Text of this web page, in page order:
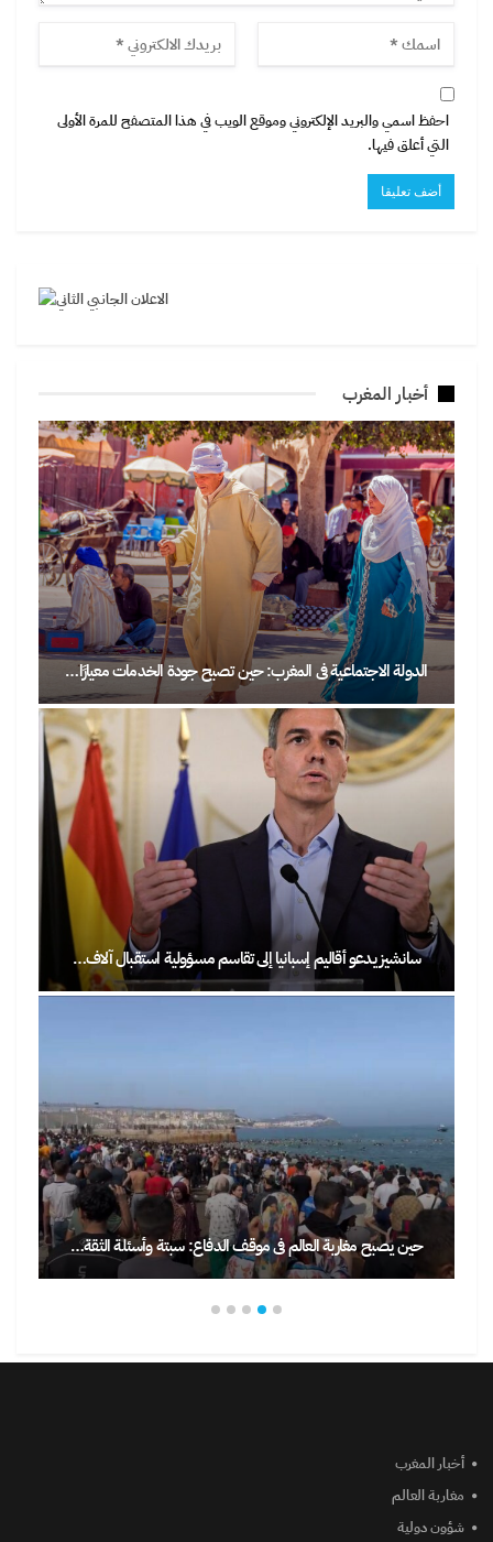
احفظ اسمي والبريد الإلكتروني وموقع الويب في هذا المتصفح للمرة الأولى
التي أعلق فيها.
أخبار المغرب
الدولة الاجتماعية في المغرب: حين تصبح جودة الخدمات معيارًا…
سانشيز يدعو أقاليم إسبانيا إلى تقاسم مسؤولية استقبال آلاف…
حين يصبح مغاربة العالم في موقف الدفاع: سبتة وأسئلة الثقة…
أخبار المغرب
مغاربة العالم
شؤون دولية